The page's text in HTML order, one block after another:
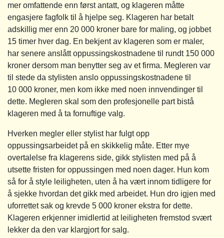
mer omfattende enn først antatt, og klageren måtte
engasjere fagfolk til å hjelpe seg. Klageren har betalt
adskillig mer enn 20 000 kroner bare for maling, og jobbet
15 timer hver dag. En bekjent av klageren som er maler,
har senere anslått oppussingskostnadene til rundt 150 000
kroner dersom man benytter seg av et firma. Megleren var
til stede da stylisten anslo oppussingskostnadene til
10 000 kroner, men kom ikke med noen innvendinger til
dette. Megleren skal som den profesjonelle part bistå
klageren med å ta fornuftige valg.
Hverken megler eller stylist har fulgt opp
oppussingsarbeidet på en skikkelig måte. Etter mye
overtalelse fra klagerens side, gikk stylisten med på å
utsette fristen for oppussingen med noen dager. Hun kom
så for å style leiligheten, uten å ha vært innom tidligere for
å sjekke hvordan det gikk med arbeidet. Hun dro igjen med
uforrettet sak og krevde 5 000 kroner ekstra for dette.
Klageren erkjenner imidlertid at leiligheten fremstod svært
lekker da den var klargjort for salg.